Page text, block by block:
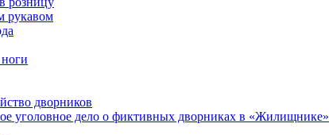
рукавом
уголовное дело о фиктивных дворниках в «Жилищнике»